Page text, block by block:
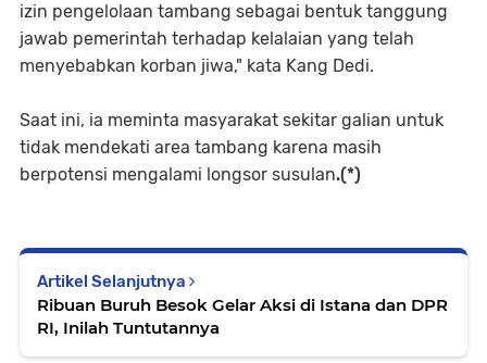
izin pengelolaan tambang sebagai bentuk tanggung
jawab pemerintah terhadap kelalaian yang telah
menyebabkan korban jiwa," kata Kang Dedi.
Saat ini, ia meminta masyarakat sekitar galian untuk
tidak mendekati area tambang karena masih
berpotensi mengalami longsor susulan.(*)
Artikel Selanjutnya
Ribuan Buruh Besok Gelar Aksi di Istana dan DPR
RI, Inilah Tuntutannya